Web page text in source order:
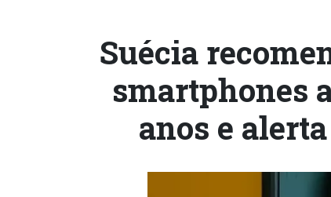
Suécia
smartphones
anos e